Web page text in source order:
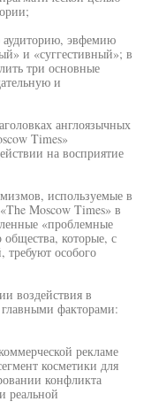
аудиторию, эвфемию
и «суггестивный»; в
три основные
и
англоязычных
Times»
на восприятие
используемые в
Moscow Times» в
«проблемные
общества, которые, с
особого
воздействия в
факторами:
рекламе
косметики для
конфликта
реальной